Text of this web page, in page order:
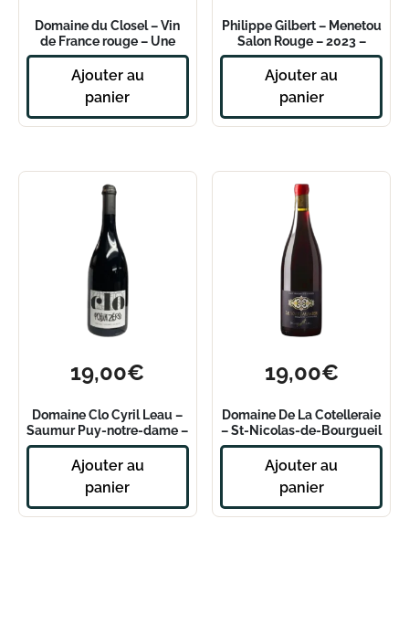
Domaine du Closel – Vin
de France rouge – Une
Emotion 2022
Ajouter au
panier
Philippe Gilbert – Menetou
Salon Rouge – 2023 –
Magnum
Ajouter au
panier
19,00€
Domaine Clo Cyril Leau –
Saumur Puy-notre-dame –
Point Zéro – 2020
Ajouter au
panier
19,00€
Domaine De La Cotelleraie
– St-Nicolas-de-Bourgueil
Le Vau Jaumier 2022
Ajouter au
panier